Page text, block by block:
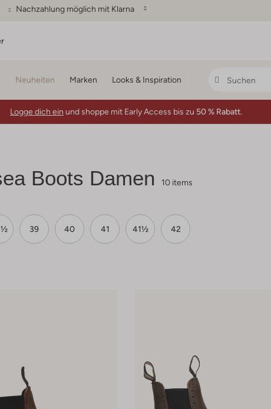
Nachzahlung möglich mit Klarna
Neuheiten Marken Looks & Inspiration
Logge dich ein und shoppe mit Early Access bis zu 50 % Rabatt.
Boots Damen 10 items
39 40 41 41½ 42